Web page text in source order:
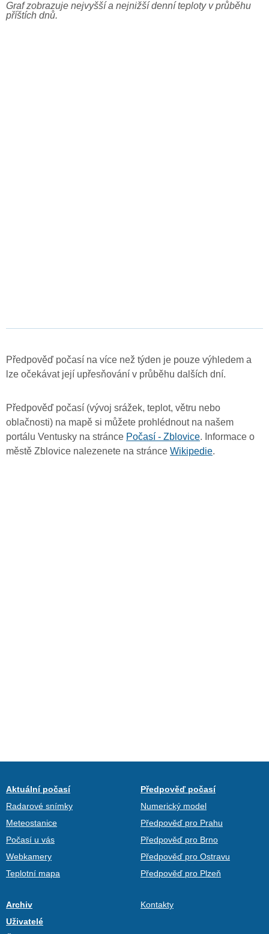
Graf zobrazuje nejvyšší a nejnižší denní teploty v průběhu
příštích dnů.
Předpověď počasí na více než týden je pouze výhledem a
lze očekávat její upřesňování v průběhu dalších dní.
Předpověď počasí (vývoj srážek, teplot, větru nebo
oblačnosti) na mapě si můžete prohlédnout na našem
portálu Ventusky na stránce Počasí - Zblovice. Informace o
městě Zblovice nalezenete na stránce Wikipedie.
Aktuální počasí
Radarové snímky
Meteostanice
Počasí u vás
Webkamery
Teplotní mapa
Předpověď počasí
Numerický model
Předpověď pro Prahu
Předpověď pro Brno
Předpověď pro Ostravu
Předpověď pro Plzeň
Archiv
Uživatelé
Kontakty